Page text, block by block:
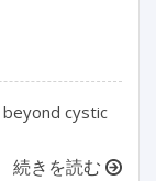
beyond cystic
続きを読む